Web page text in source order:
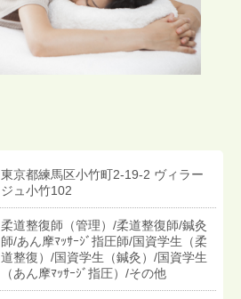
東京都練馬区小竹町2-19-2 ヴィラー
ジュ小竹102
柔道整復師（管理）/柔道整復師/鍼灸
師/あん摩ﾏｯｻｰｼﾞ指圧師/国資学生（柔
道整復）/国資学生（鍼灸）/国資学生
（あん摩ﾏｯｻｰｼﾞ指圧）/その他